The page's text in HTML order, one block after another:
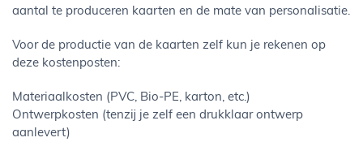
aantal te produceren kaarten en de mate van personalisatie.
Voor de productie van de kaarten zelf kun je rekenen op
deze kostenposten:
Materiaalkosten (PVC, Bio-PE, karton, etc.)
Ontwerpkosten (tenzij je zelf een drukklaar ontwerp
aanlevert)